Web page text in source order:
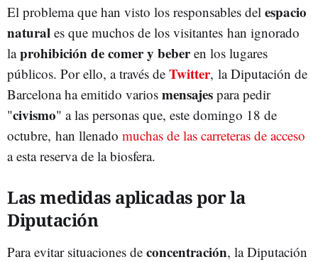
El problema que han visto los responsables del espacio
natural es que muchos de los visitantes han ignorado
laprohibición de comer y beberen los lugares
públicos. Por ello, a través de Twitter, la Diputación de
Barcelona ha emitido varios mensajes para pedir
"civismo" a las personas que, este domingo 18 de
octubre, han llenado muchas de las carreteras de acceso
a esta reserva de la biosfera.
Las medidas aplicadas por la
Diputación
Para evitar situaciones de concentración, la Diputación